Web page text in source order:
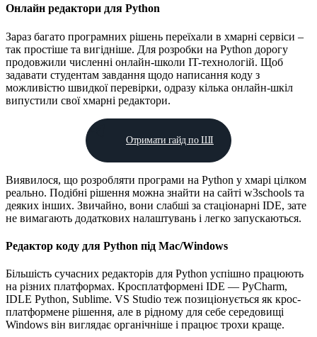
Онлайн редактори для Python
Зараз багато програмних рішень переїхали в хмарні сервіси –
так простіше та вигідніше. Для розробки на Python дорогу
продовжили численні онлайн-школи IT-технологій. Щоб
задавати студентам завдання щодо написання коду з
можливістю швидкої перевірки, одразу кілька онлайн-шкіл
випустили свої хмарні редактори.
Отримати гайд по ШІ
Виявилося, що розробляти програми на Python у хмарі цілком
реально. Подібні рішення можна знайти на сайті w3schools та
деяких інших. Звичайно, вони слабші за стаціонарні IDE, зате
не вимагають додаткових налаштувань і легко запускаються.
Редактор коду для Python під Mac/Windows
Більшість сучасних редакторів для Python успішно працюють
на різних платформах. Кросплатформені IDE — PyCharm,
IDLE Python, Sublime. VS Studio теж позиціонується як крос-
платформене рішення, але в рідному для себе середовищі
Windows він виглядає органічніше і працює трохи краще.